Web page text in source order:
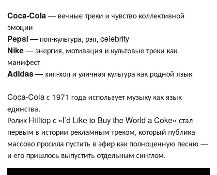
Coca-Cola— вечные треки и чувство коллективной
эмоции
Pepsi— поп-культура, рэп, celebrity
Nike— энергия, мотивация и культовые треки как
манифест
Adidas— хип-хоп и уличная культура как родной язык
Coca-Cola с 1971 года использует музыку как язык
единства.
Ролик Hilltop с «I’d Like to Buy the World a Coke» стал
первым в истории рекламным треком, который публика
массово просила пустить в эфир как полноценную песню —
и его пришлось выпустить отдельным синглом.